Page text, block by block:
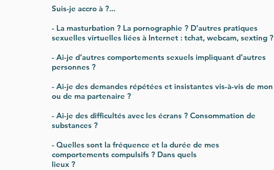
Suis-je accro à ?...
- La masturbation ? La pornographie ? D’autres pratiques
sexuelles virtuelles liées à Internet : tchat, webcam, sexting ?
- Ai-je d’autres comportements sexuels impliquant d’autres
personnes ?
- Ai-je des demandes répétées et insistantes vis-à-vis de mon
ou de ma partenaire ?
- Ai-je des difficultés avec les écrans ? Consommation de
substances ?
- Quelles sont la fréquence et la durée de mes
comportements compulsifs ? Dans quels
lieux ?